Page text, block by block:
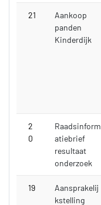
21
Aankoop
panden
Kinderdijk
2
0
Raadsinform
atiebrief
resultaat
onderzoek
19
Aansprakelij
kstelling